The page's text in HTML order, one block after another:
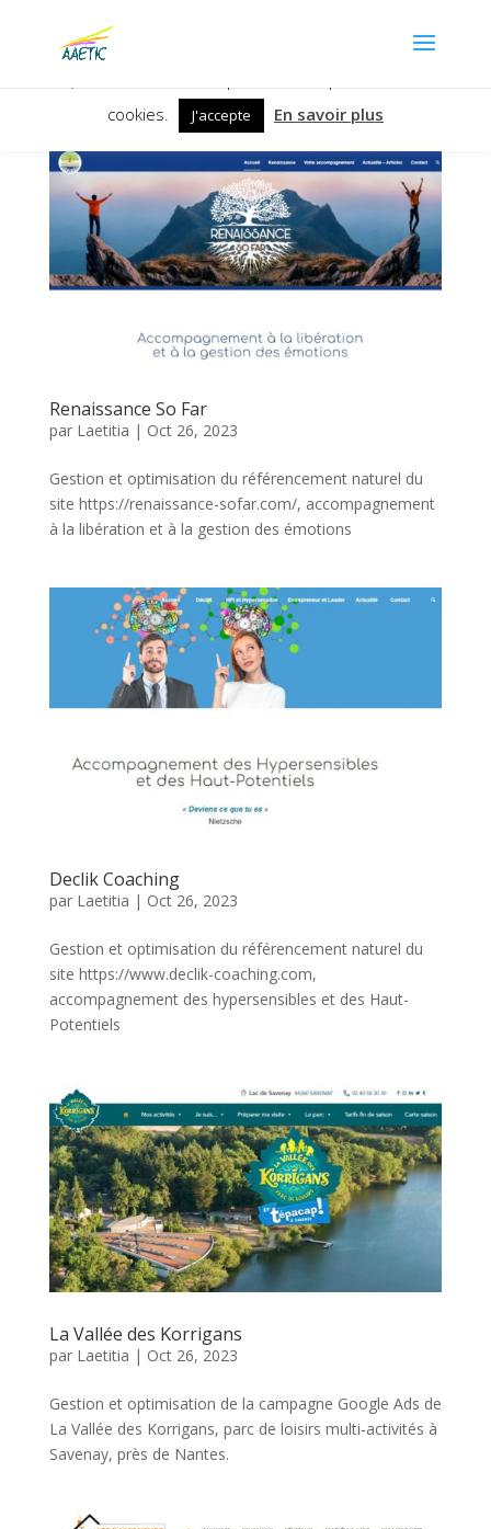
Renaissance So Far
par Laetitia | Oct 26, 2023
Gestion et optimisation du référencement naturel du
site https://renaissance-sofar.com/, accompagnement
à la libération et à la gestion des émotions
Declik Coaching
par Laetitia | Oct 26, 2023
Gestion et optimisation du référencement naturel du
site https://www.declik-coaching.com,
accompagnement des hypersensibles et des Haut-
Potentiels
La Vallée des Korrigans
par Laetitia | Oct 26, 2023
Gestion et optimisation de la campagne Google Ads de
La Vallée des Korrigans, parc de loisirs multi-activités à
Savenay, près de Nantes.
Nous utilisons des cookies pour vous garantir la meilleure
expérience sur notre site. Si vous continuez à utiliser ce
cookies.
J'accepte En savoir plus